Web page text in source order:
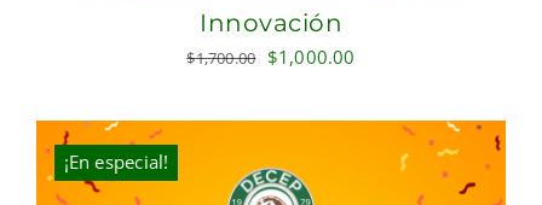
Innovación
$1,700.00 Original
was:
$1,000.00
is:
$1,000.00.
¡En especial!